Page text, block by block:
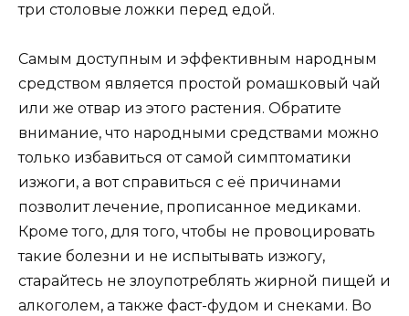
три столовые ложки перед едой.
Самым доступным и эффективным народным
средством является простой ромашковый чай
или же отвар из этого растения. Обратите
внимание, что народными средствами можно
только избавиться от самой симптоматики
изжоги, а вот справиться с её причинами
позволит лечение, прописанное медиками.
Кроме того, для того, чтобы не провоцировать
такие болезни и не испытывать изжогу,
старайтесь не злоупотреблять жирной пищей и
алкоголем, а также фаст-фудом и снеками. Во